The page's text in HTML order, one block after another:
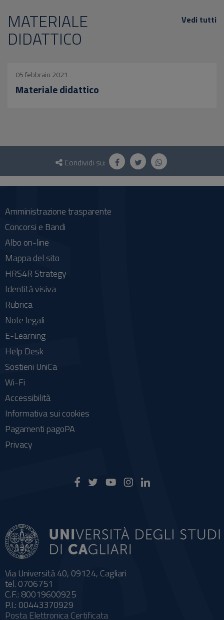
MATERIALE
DIDATTICO
Vedi tutti
05 febbraio 2021
Materiale didattico
Questionario
social
Condividi su:
Via Università 40, 09124, Cagliari
tel. 0706751
C.F.: 80019600925
P.I.: 00443370929
Posta Elettronica Certificata
Amministrazione trasparente
Concorsi e Bandi
Albo on-line
Mappa del sito
HRS4R Strategy
Identità visiva
Rubrica
Note legali
E-Learning
Help Desk
Sostieni UniCa
Wi-Fi
Accessibilità
Informativa sui cookies
Pagamenti pagoPA
Privacy